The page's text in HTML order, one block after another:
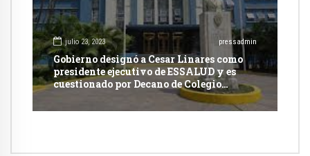
julio 23, 2023 pressadmin
Gobierno designó a Cesar Linares como
presidente ejecutivo de ESSALUD y es
cuestionado por Decano de Colegio